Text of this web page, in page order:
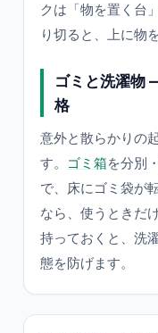
クは「物を置く台
り切ると、上に物
ゴミと洗濯物
格
意外と散らかりの
す。
ゴミ箱を分別
で、床にゴミ袋が
なら、使うときだ
持っておくと、洗
態を防げます。